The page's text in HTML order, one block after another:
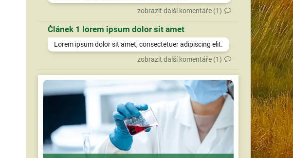
zobrazit další komentáře (1)
Článek 1 lorem ipsum dolor sit amet
Lorem ipsum dolor sit amet, consectetuer adipiscing elit.
zobrazit další komentáře (1)